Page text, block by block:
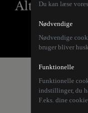
Du kan læse
Nødvendige
Nødvendige
bruger bliver
Funktionelle
Funktionelle
indstillinger, du
F.eks. dine